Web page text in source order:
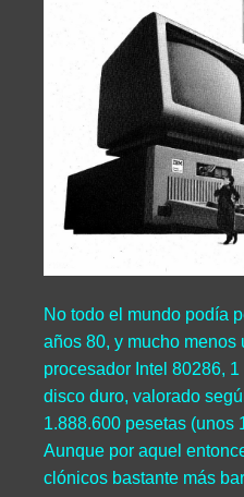
No todo el mundo podía
años 80, y mucho menos
procesador Intel 80286,
disco duro, valorado
1.888.600 pesetas (unos
Aunque por aquel
clónicos bastante más